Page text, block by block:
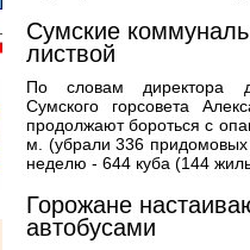
Сумские
листвой
По словам директора
Сумского горсовета
продолжают бороться с
м. (убрали 336
неделю - 644 куба (144
Горожане
автобусами